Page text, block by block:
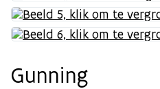
Gunning